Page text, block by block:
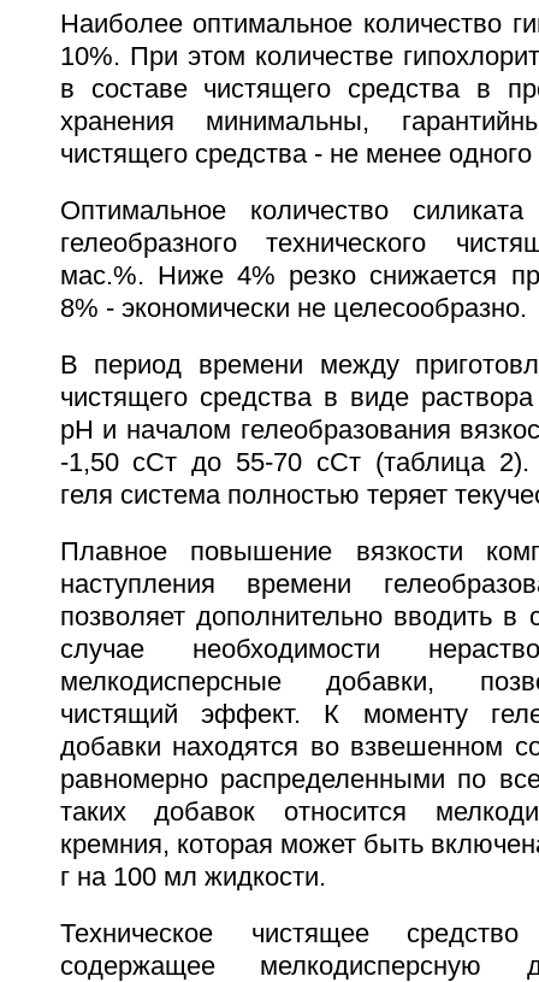
Наиболее оптимальное количество
10%. При этом количестве
в составе чистящего средства в
хранения минимальны,
чистящего средства - не менее одного
Оптимальное количество
гелеобразного технического
мас.%. Ниже 4% резко снижается
8% - экономически не целесообразно.
В период времени между
чистящего средства в виде
рН и началом гелеобразования
-1,50 сСт до 55-70 сСт (таблица 2).
геля система полностью теряет
Плавное повышение вязкости
наступления времени
позволяет дополнительно вводить в
случае необходимости
мелкодисперсные добавки,
чистящий эффект. К моменту
добавки находятся во взвешенном
равномерно распределенными по
таких добавок относится
кремния, которая может быть
г на 100 мл жидкости.
Техническое чистящее
содержащее мелкодисперсную